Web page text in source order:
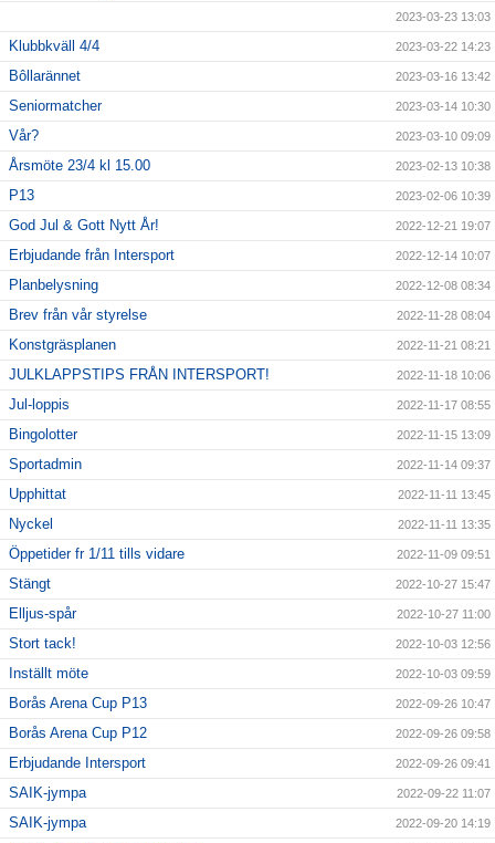
2023-03-23 13:03
Klubbkväll 4/4 2023-03-22 14:23
Bôllarännet 2023-03-16 13:42
Seniormatcher 2023-03-14 10:30
Vår? 2023-03-10 09:09
Årsmöte 23/4 kl 15.00 2023-02-13 10:38
P13 2023-02-06 10:39
God Jul & Gott Nytt År! 2022-12-21 19:07
Erbjudande från Intersport 2022-12-14 10:07
Planbelysning 2022-12-08 08:34
Brev från vår styrelse 2022-11-28 08:04
Konstgräsplanen 2022-11-21 08:21
JULKLAPPSTIPS FRÅN INTERSPORT! 2022-11-18 10:06
Jul-loppis 2022-11-17 08:55
Bingolotter 2022-11-15 13:09
Sportadmin 2022-11-14 09:37
Upphittat 2022-11-11 13:45
Nyckel 2022-11-11 13:35
Öppetider fr 1/11 tills vidare 2022-11-09 09:51
Stängt 2022-10-27 15:47
Elljus-spår 2022-10-27 11:00
Stort tack! 2022-10-03 12:56
Inställt möte 2022-10-03 09:59
Borås Arena Cup P13 2022-09-26 10:47
Borås Arena Cup P12 2022-09-26 09:58
Erbjudande Intersport 2022-09-26 09:41
SAIK-jympa 2022-09-22 11:07
SAIK-jympa 2022-09-20 14:19